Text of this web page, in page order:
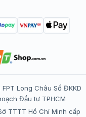
tâm tiêm chủng
quyền”
Long Châu Số ĐKKD
Đầu tư TPHCM
TTTT Hồ Chí Minh cấp